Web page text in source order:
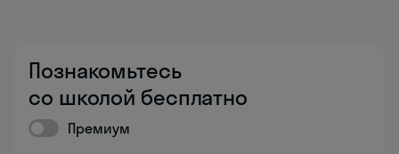
Познакомьтесь
со школой бесплатно
Премиум